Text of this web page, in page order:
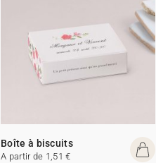
Boîte à biscuits
A partir de 1,51 €